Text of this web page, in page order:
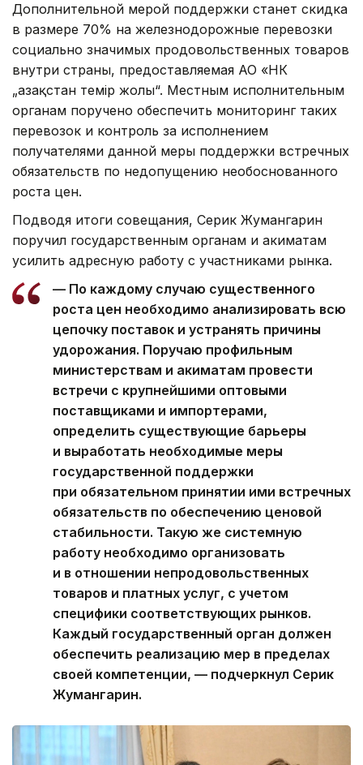
Дополнительной мерой поддержки станет скидка
в размере 70% на железнодорожные перевозки
социально значимых продовольственных товаров
внутри страны, предоставляемая АО «НК
„Қазақстан темір жолы“. Местным исполнительным
органам поручено обеспечить мониторинг таких
перевозок и контроль за исполнением
получателями данной меры поддержки встречных
обязательств по недопущению необоснованного
роста цен.
Подводя итоги совещания, Серик Жумангарин
поручил государственным органам и акиматам
усилить адресную работу с участниками рынка.
— По каждому случаю существенного
роста цен необходимо анализировать всю
цепочку поставок и устранять причины
удорожания. Поручаю профильным
министерствам и акиматам провести
встречи с крупнейшими оптовыми
поставщиками и импортерами,
определить существующие барьеры
и выработать необходимые меры
государственной поддержки
при обязательном принятии ими встречных
обязательств по обеспечению ценовой
стабильности. Такую же системную
работу необходимо организовать
и в отношении непродовольственных
товаров и платных услуг, с учетом
специфики соответствующих рынков.
Каждый государственный орган должен
обеспечить реализацию мер в пределах
своей компетенции, — подчеркнул Серик
Жумангарин.